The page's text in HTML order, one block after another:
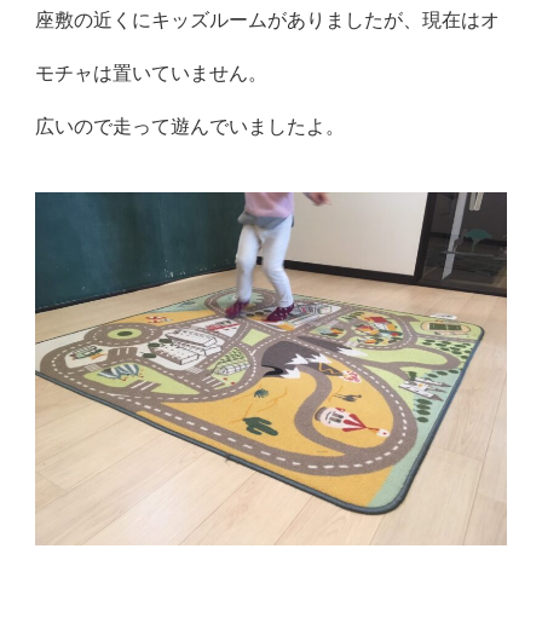
座敷の近くにキッズルームがありましたが、現在はオ
モチャは置いていません。
広いので走って遊んでいましたよ。